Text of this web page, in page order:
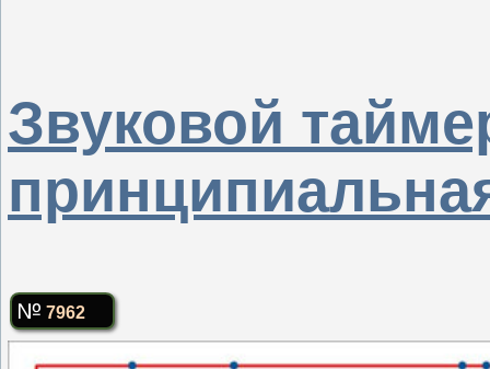
Звуковой
7962